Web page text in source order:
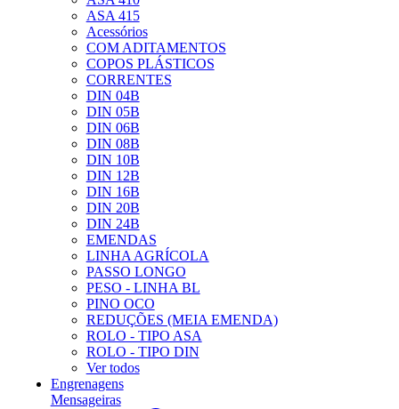
ASA 415
Acessórios
COM ADITAMENTOS
COPOS PLÁSTICOS
CORRENTES
DIN 04B
DIN 05B
DIN 06B
DIN 08B
DIN 10B
DIN 12B
DIN 16B
DIN 20B
DIN 24B
EMENDAS
LINHA AGRÍCOLA
PASSO LONGO
PESO - LINHA BL
PINO OCO
REDUÇÕES (MEIA EMENDA)
ROLO - TIPO ASA
ROLO - TIPO DIN
Ver todos
Engrenagens
Mensageiras